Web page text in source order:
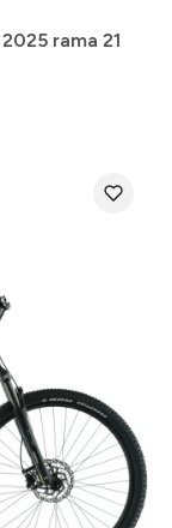
rama 21